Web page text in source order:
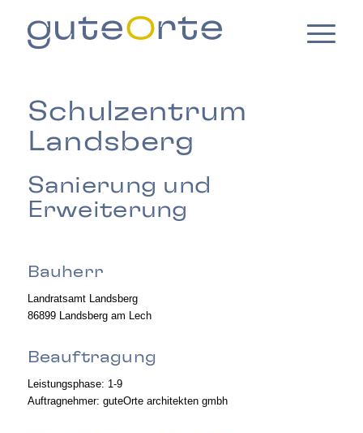
Schulzentrum
Landsberg
Sanierung und
Erweiterung
Bauherr
Landratsamt Landsberg
86899 Landsberg am Lech
Beauftragung
Leistungsphase: 1-9
Auftragnehmer: guteOrte architekten gmbh